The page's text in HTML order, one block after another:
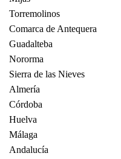
Torremolinos
Comarca de Antequera
Guadalteba
Nororma
Sierra de las Nieves
Almería
Córdoba
Huelva
Málaga
Andalucía